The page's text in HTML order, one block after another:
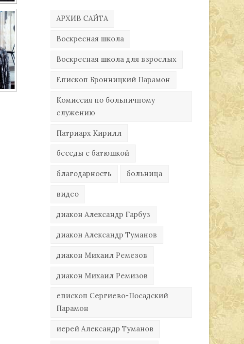
АРХИВ САЙТА
Воскресная школа
Воскресная школа для взрослых
Епископ Бронницкий Парамон
Комиссия по больничному
служению
Патриарх Кирилл
беседы с батюшкой
благодарность больница
видео
диакон Александр Гарбуз
диакон Александр Туманов
диакон Михаил Ремезов
диакон Михаил Ремизов
епископ Сергиево-Посадский
Парамон
иерей Александр Туманов